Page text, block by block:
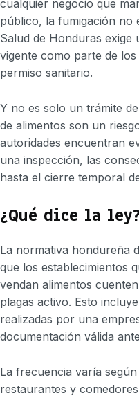
cualquier negocio que
público, la fumigación no
Salud de Honduras exige
vigente como parte de
permiso sanitario.
Y no es solo un trámite
de alimentos son un
autoridades encuentran
una inspección, las
hasta el cierre temporal
¿Qué dice la ley?
La normativa hondureña
que los establecimientos
vendan alimentos
plagas activo. Esto
realizadas por una
documentación válida
La frecuencia varía
restaurantes y